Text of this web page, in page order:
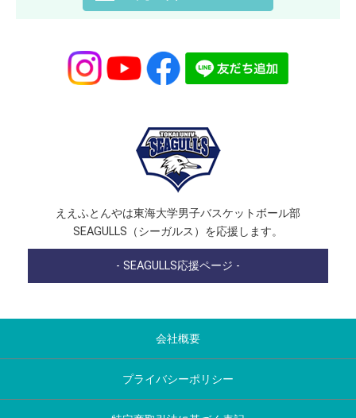
ええふとんやは東海大学男子バスケットボール部
SEAGULLS（シーガルス）を応援します。
- SEAGULLS応援ページ -
会社概要
プライバシーポリシー